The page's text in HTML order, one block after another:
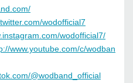
wodofficial7
wodofficial7/
www.youtube.com/c/wodban
@wodband_official